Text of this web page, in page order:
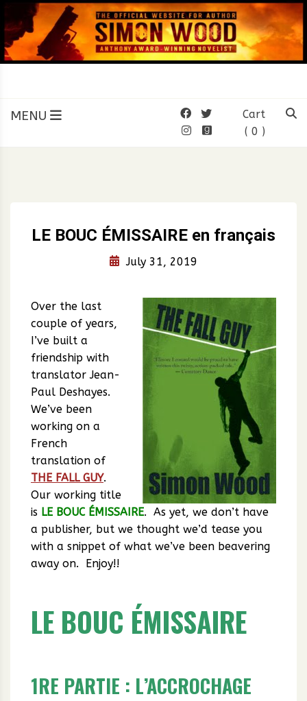
to
content
SIMON WOOD
Official Website of Author
MENU
Cart
( 0 )
LE BOUC ÉMISSAIRE en français
July 31, 2019
Over the last
couple of years,
I’ve built a
friendship with
translator Jean-
Paul Deshayes.
We’ve been
working on a
French
translation of
THE FALL GUY.
Our working title
is LE BOUC ÉMISSAIRE. As yet, we don’t have
a publisher, but we thought we’d tease you
with a snippet of what we’ve been beavering
away on. Enjoy!!
LE BOUC ÉMISSAIRE
1RE PARTIE : L’ACCROCHAGE